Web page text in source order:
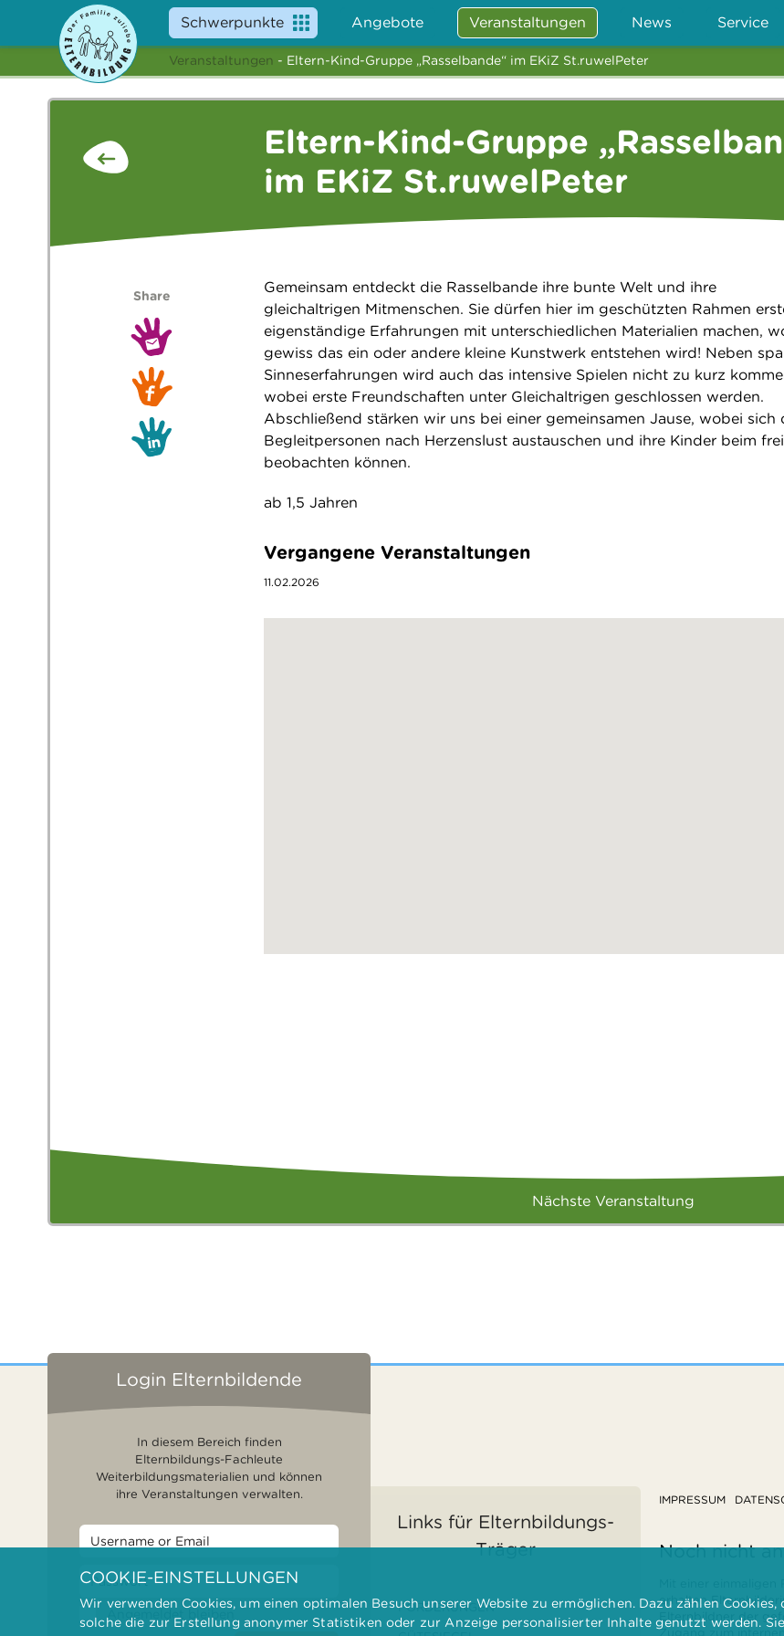
Schwerpunkte Angebote Veranstaltungen News Service
Veranstaltungen - Eltern-Kind-Gruppe „Rasselbande“ im EKiZ St.ruwelPeter
Eltern-Kind-Gruppe
im EKiZ St.ruwelPeter
Gemeinsam entdeckt die Rasselbande ihre bunte Welt und ihre
gleichaltrigen Mitmenschen. Sie dürfen hier im geschützten Rahmen
eigenständige Erfahrungen mit unterschiedlichen Materialien machen,
gewiss das ein oder andere kleine Kunstwerk entstehen wird! Neben
Sinneserfahrungen wird auch das intensive Spielen nicht zu kurz
wobei erste Freundschaften unter Gleichaltrigen geschlossen werden.
Abschließend stärken wir uns bei einer gemeinsamen Jause, wobei sich
Begleitpersonen nach Herzenslust austauschen und ihre Kinder beim
beobachten können.
ab 1,5 Jahren
Vergangene Veranstaltungen
11.02.2026
Share
Nächste Veranstaltung
Login Elternbildende
In diesem Bereich finden
Elternbildungs-Fachleute
Weiterbildungsmaterialien und können
ihre Veranstaltungen verwalten.
Angemeldet bleiben
Links für Elternbildungs-
Träger
FÖRDERUNGEN
IMPRESSUM
Noch nicht
erhalten
Elternbildner der
Zugang zum internen
COOKIE-EINSTELLUNGEN
Wir verwenden Cookies, um einen optimalen Besuch unserer Website zu ermöglichen. Dazu zählen
solche die zur Erstellung anonymer Statistiken oder zur Anzeige personalisierter Inhalte genutzt werden.